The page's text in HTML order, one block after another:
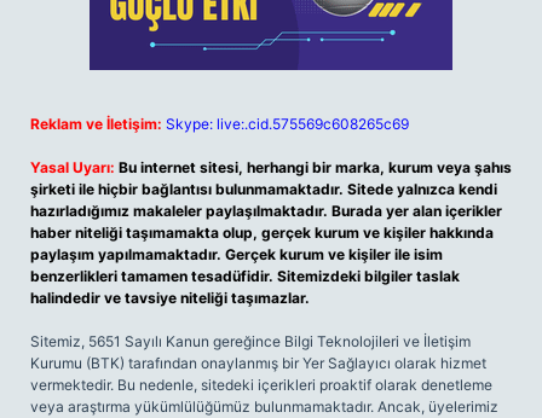
Reklam ve İletişim: Skype: live:.cid.575569c608265c69
Yasal Uyarı: Bu internet sitesi, herhangi bir marka, kurum veya şahıs
şirketi ile hiçbir bağlantısı bulunmamaktadır. Sitede yalnızca kendi
hazırladığımız makaleler paylaşılmaktadır. Burada yer alan içerikler
haber niteliği taşımamakta olup, gerçek kurum ve kişiler hakkında
paylaşım yapılmamaktadır. Gerçek kurum ve kişiler ile isim
benzerlikleri tamamen tesadüfidir. Sitemizdeki bilgiler taslak
halindedir ve tavsiye niteliği taşımazlar.
Sitemiz, 5651 Sayılı Kanun gereğince Bilgi Teknolojileri ve İletişim
Kurumu (BTK) tarafından onaylanmış bir Yer Sağlayıcı olarak hizmet
vermektedir. Bu nedenle, sitedeki içerikleri proaktif olarak denetleme
veya araştırma yükümlülüğümüz bulunmamaktadır. Ancak, üyelerimiz